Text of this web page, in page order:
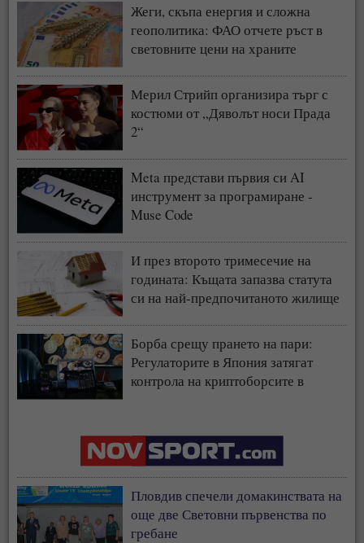
Жеги, скъпа енергия и сложна
геополитика: ФАО отчете ръст в
световните цени на храните
Мерил Стрийп организира търг с
костюми от „Дяволът носи Прада
2“
Meta представи първия си AI
инструмент за програмиране -
Muse Code
И през второто тримесечие на
годината: Къщата запазва статута
си на най-предпочитаното жилище
Борба срещу прането на пари:
Регулаторите в Япония затягат
контрола на криптоборсите в
Пловдив спечели домакинствата на
още две Световни първенства по
гребане